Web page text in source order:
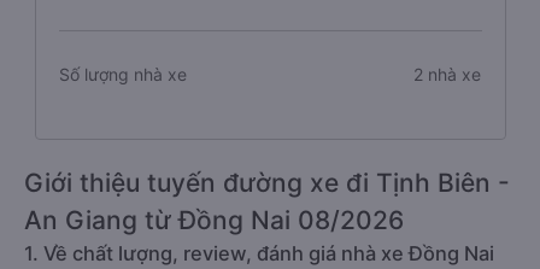
Số lượng nhà xe 2 nhà xe
Giới thiệu tuyến đường xe đi Tịnh Biên -
An Giang từ Đồng Nai 08/2026
1. Về chất lượng, review, đánh giá nhà xe Đồng Nai